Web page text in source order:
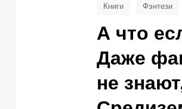
А что
Даже
не
Книги Фэнтези